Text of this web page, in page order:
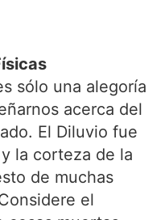
sólo una alegoría
acerca del
El Diluvio fue
la corteza de la
de muchas
el